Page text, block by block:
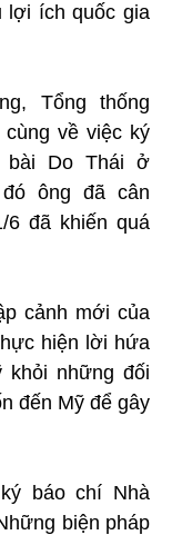
lợi ích quốc gia
Tổng thống
về việc ký
bài Do Thái ở
đó ông đã cân
6 đã khiến quá
cảnh mới của
hiện lời hứa
khỏi những đối
đến Mỹ để gây
báo chí Nhà
biện pháp